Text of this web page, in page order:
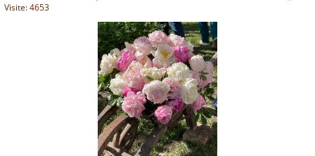
Visite: 4653